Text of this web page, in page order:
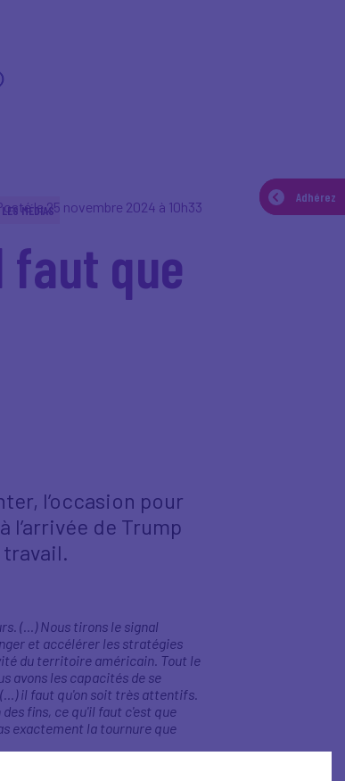
Adhérez
Adhérez
le 25 novembre 2024 à 10h33
MÉDIAS
faut que
l’occasion pour
l’arrivée de Trump
travail.
(…) Nous tirons le signal
et accélérer les stratégies
du territoire américain. Tout le
avons les capacités de se
il faut qu'on soit très attentifs.
fins, ce qu'il faut c'est que
exactement la tournure que